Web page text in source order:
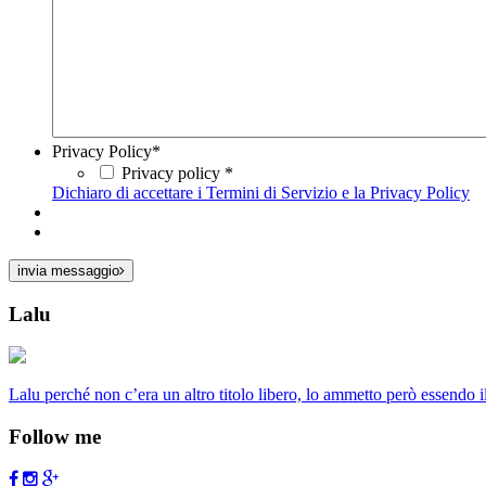
Privacy Policy*
Privacy policy *
Dichiaro di accettare i Termini di Servizio e la Privacy Policy
invia messaggio
Lalu
Lalu perché non c’era un altro titolo libero, lo ammetto però essendo
Follow me